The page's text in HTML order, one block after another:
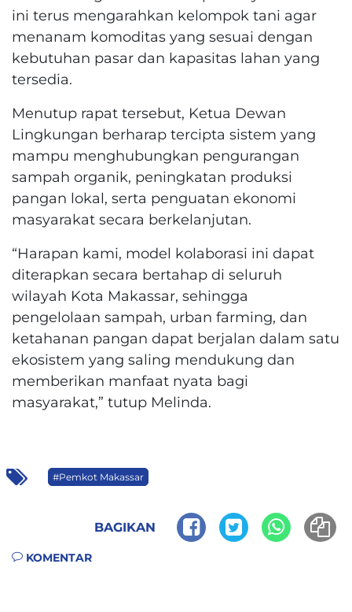
ini terus mengarahkan kelompok tani agar
menanam komoditas yang sesuai dengan
kebutuhan pasar dan kapasitas lahan yang
tersedia.
Menutup rapat tersebut, Ketua Dewan
Lingkungan berharap tercipta sistem yang
mampu menghubungkan pengurangan
sampah organik, peningkatan produksi
pangan lokal, serta penguatan ekonomi
masyarakat secara berkelanjutan.
“Harapan kami, model kolaborasi ini dapat
diterapkan secara bertahap di seluruh
wilayah Kota Makassar, sehingga
pengelolaan sampah, urban farming, dan
ketahanan pangan dapat berjalan dalam satu
ekosistem yang saling mendukung dan
memberikan manfaat nyata bagi
masyarakat,” tutup Melinda.
#Pemkot Makassar
BAGIKAN
KOMENTAR